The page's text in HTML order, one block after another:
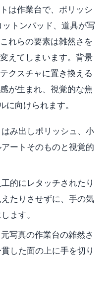
は作業台で、ポリッシ
トンパッド、道具が写
れらの要素は雑然さを
えてしまいます。背景
クスチャに置き換える
が生まれ、視覚的な焦
向けられます。
み出しポリッシュ、小
ートそのものと視覚的
的にレタッチされたり
たりさせずに、手の気
ます。
写真の作業台の雑然さ
した面の上に手を切り